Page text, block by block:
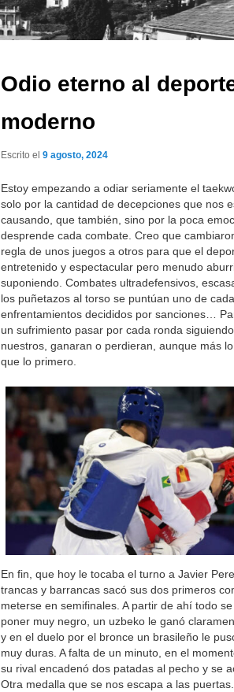
Odio eterno al
moderno
Escrito el9 agosto, 2024
Estoy empezando a odiar seriamente el
solo por la cantidad de decepciones que nos
causando, que también, sino por la poca
desprende cada combate. Creo que
regla de unos juegos a otros para que el
entretenido y espectacular pero menudo
suponiendo. Combates ultradefensivos,
los puñetazos al torso se puntúan uno de
enfrentamientos decididos por sanciones…
un sufrimiento pasar por cada ronda
nuestros, ganaran o perdieran, aunque más
que lo primero.
En fin, que hoy le tocaba el turno a Javier
trancas y barrancas sacó sus dos primeros
meterse en semifinales. A partir de ahí todo
poner muy negro, un uzbeko le ganó
y en el duelo por el bronce un brasileño le
muy duras. A falta de un minuto, en el
su rival encadenó dos patadas al pecho y se
Otra medalla que se nos escapa a las